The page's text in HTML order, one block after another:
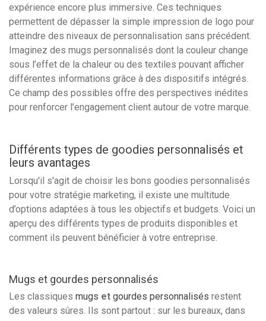
expérience encore plus immersive. Ces techniques
permettent de dépasser la simple impression de logo pour
atteindre des niveaux de personnalisation sans précédent.
Imaginez des mugs personnalisés dont la couleur change
sous l’effet de la chaleur ou des textiles pouvant afficher
différentes informations grâce à des dispositifs intégrés.
Ce champ des possibles offre des perspectives inédites
pour renforcer l’engagement client autour de votre marque.
Différents types de goodies personnalisés et
leurs avantages
Lorsqu'il s'agit de choisir les bons goodies personnalisés
pour votre stratégie marketing, il existe une multitude
d’options adaptées à tous les objectifs et budgets. Voici un
aperçu des différents types de produits disponibles et
comment ils peuvent bénéficier à votre entreprise.
Mugs et gourdes personnalisés
Les classiques mugs et gourdes personnalisés restent
des valeurs sûres. Ils sont partout : sur les bureaux, dans